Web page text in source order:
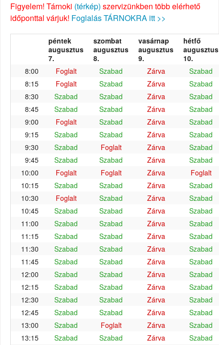
Figyelem! Tárnoki (térkép) szervizünkben több elérhető
időponttal várjuk! Foglalás TÁRNOKRA itt >>
péntek
augusztus
7.
szombat
augusztus
8.
vasárnap
augusztus
9.
hétfő
augusztus
10.
8:00
Foglalt Szabad Zárva
Szabad
8:15
Foglalt Szabad Zárva
Szabad
8:30
Szabad Szabad Zárva
Szabad
8:45
Szabad Szabad Zárva
Szabad
9:00
Foglalt Szabad Zárva
Szabad
9:15
Szabad Szabad Zárva
Szabad
9:30
Szabad Foglalt Zárva
Szabad
9:45
Szabad Szabad Zárva
Szabad
10:00
Foglalt Foglalt Zárva
Foglalt
10:15
Szabad Szabad Zárva
Szabad
10:30
Foglalt Szabad Zárva
Szabad
10:45
Szabad Szabad Zárva
Szabad
11:00
Szabad Szabad Zárva
Szabad
11:15
Szabad Szabad Zárva
Szabad
11:30
Szabad Szabad Zárva
Szabad
11:45
Szabad Szabad Zárva
Szabad
12:00
Szabad Szabad Zárva
Szabad
12:15
Szabad Szabad Zárva
Szabad
12:30
Szabad Szabad Zárva
Szabad
12:45
Szabad Szabad Zárva
Szabad
13:00
Szabad Foglalt Zárva
Szabad
13:15
Szabad Szabad Zárva
Szabad